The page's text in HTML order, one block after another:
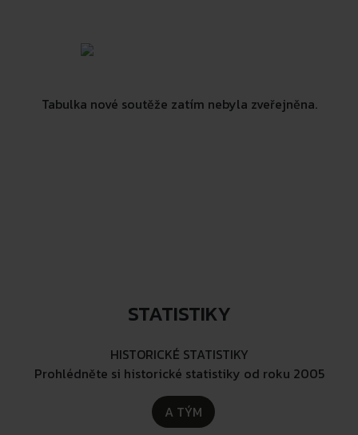
Tabulka nové soutěže zatím nebyla zveřejněna.
STATISTIKY
HISTORICKÉ STATISTIKY
Prohlédněte si historické statistiky od roku 2005
A TÝM